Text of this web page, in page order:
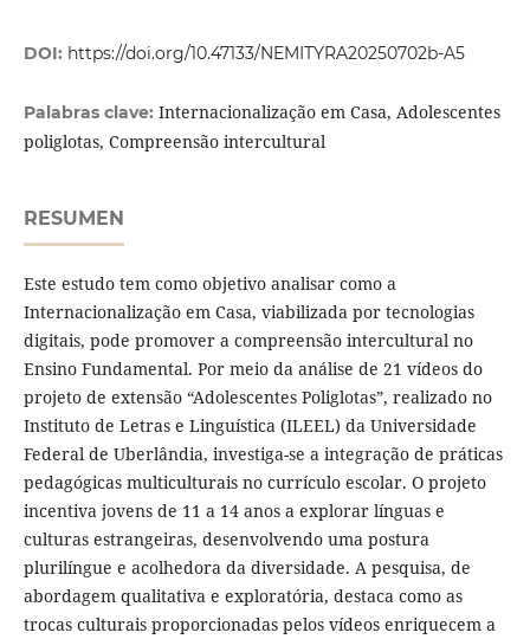
DOI: https://doi.org/10.47133/NEMITYRA20250702b-A5
Palabras clave: Internacionalização em Casa, Adolescentes
poliglotas, Compreensão intercultural
RESUMEN
Este estudo tem como objetivo analisar como a
Internacionalização em Casa, viabilizada por tecnologias
digitais, pode promover a compreensão intercultural no
Ensino Fundamental. Por meio da análise de 21 vídeos do
projeto de extensão “Adolescentes Poliglotas”, realizado no
Instituto de Letras e Linguística (ILEEL) da Universidade
Federal de Uberlândia, investiga-se a integração de práticas
pedagógicas multiculturais no currículo escolar. O projeto
incentiva jovens de 11 a 14 anos a explorar línguas e
culturas estrangeiras, desenvolvendo uma postura
plurilíngue e acolhedora da diversidade. A pesquisa, de
abordagem qualitativa e exploratória, destaca como as
trocas culturais proporcionadas pelos vídeos enriquecem a